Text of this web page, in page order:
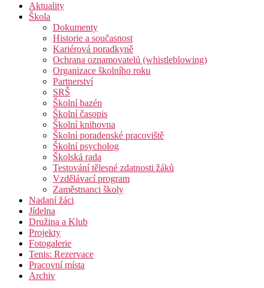
Aktuality
Škola
Dokumenty
Historie a současnost
Kariérová poradkyně
Ochrana oznamovatelů (whistleblowing)
Organizace školního roku
Partnerství
SRŠ
Školní bazén
Školní časopis
Školní knihovna
Školní poradenské pracoviště
Školní psycholog
Školská rada
Testování tělesné zdatnosti žáků
Vzdělávací program
Zaměstnanci školy
Nadaní žáci
Jídelna
Družina a Klub
Projekty
Fotogalerie
Tenis: Rezervace
Pracovní místa
Archiv